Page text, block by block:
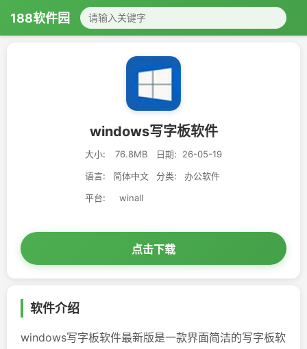
188软件园
windows写字板软件
大小: 76.8MB 日期:
26-05-19
语言:
简体中文 分类:
办公软件
平台:
winall
点击下载
软件介绍
windows写字板软件最新版是一款界面简洁的写字板软